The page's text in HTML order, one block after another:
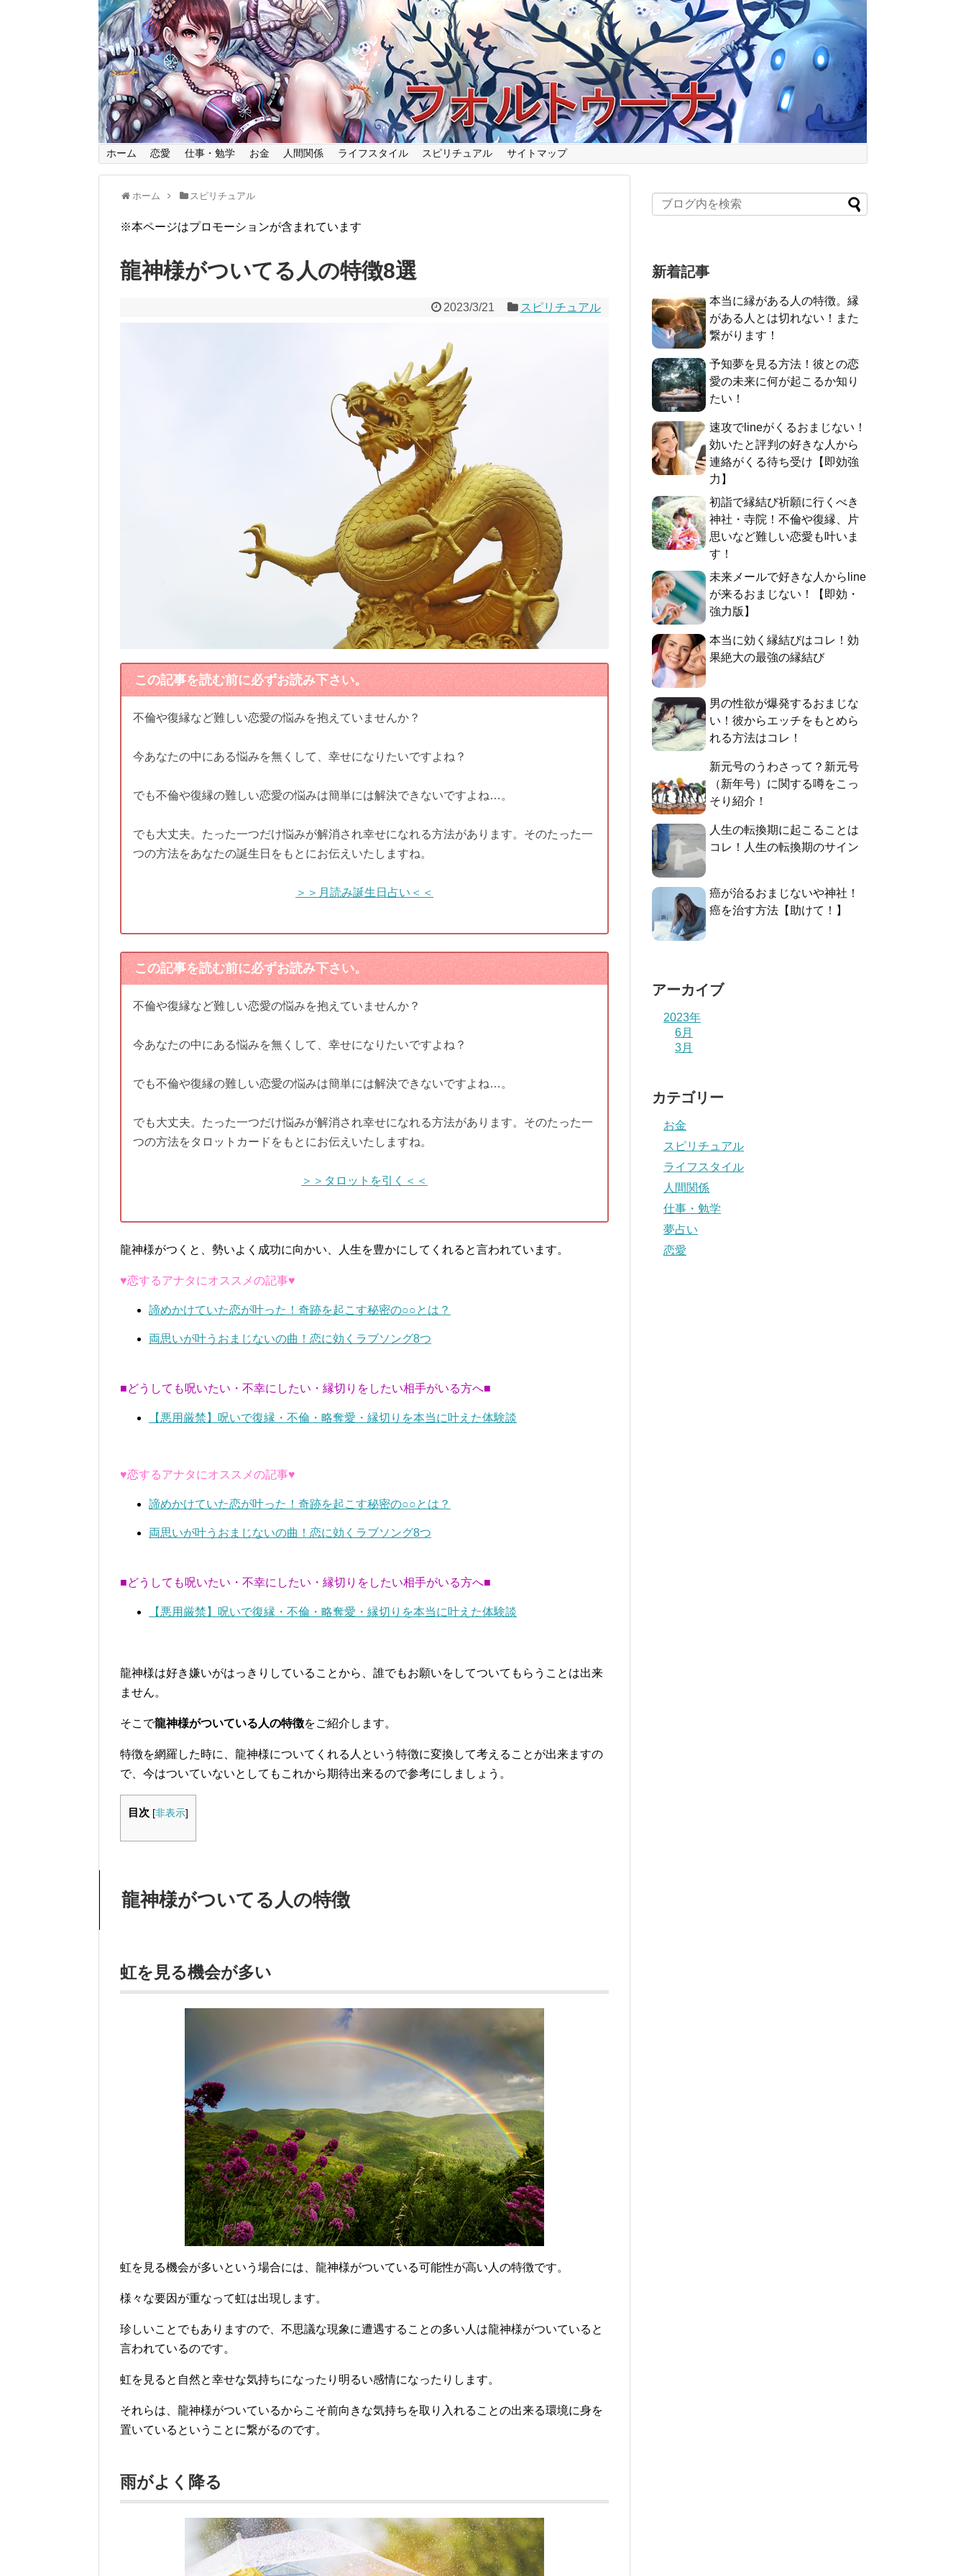
ホーム 恋愛 仕事・勉学 お金 人間関係 ライフスタイル スピリチュアル サイトマップ
ホーム スピリチュアル
※本ページはプロモーションが含まれています
龍神様がついてる人の特徴8選
2023/3/21 スピリチュアル
この記事を読む前に必ずお読み下さい。
不倫や復縁など難しい恋愛の悩みを抱えていませんか？
今あなたの中にある悩みを無くして、幸せになりたいですよね？
でも不倫や復縁の難しい恋愛の悩みは簡単には解決できないですよね…。
でも大丈夫。たった一つだけ悩みが解消され幸せになれる方法があります。そのたった一
つの方法をあなたの誕生日をもとにお伝えいたしますね。
＞＞月読み誕生日占い＜＜
この記事を読む前に必ずお読み下さい。
不倫や復縁など難しい恋愛の悩みを抱えていませんか？
今あなたの中にある悩みを無くして、幸せになりたいですよね？
でも不倫や復縁の難しい恋愛の悩みは簡単には解決できないですよね…。
でも大丈夫。たった一つだけ悩みが解消され幸せになれる方法があります。そのたった一
つの方法をタロットカードをもとにお伝えいたしますね。
＞＞タロットを引く＜＜
龍神様がつくと、勢いよく成功に向かい、人生を豊かにしてくれると言われています。
♥恋するアナタにオススメの記事♥
諦めかけていた恋が叶った！奇跡を起こす秘密の○○とは？
両思いが叶うおまじないの曲！恋に効くラブソング8つ
■どうしても呪いたい・不幸にしたい・縁切りをしたい相手がいる方へ■
【悪用厳禁】呪いで復縁・不倫・略奪愛・縁切りを本当に叶えた体験談
♥恋するアナタにオススメの記事♥
諦めかけていた恋が叶った！奇跡を起こす秘密の○○とは？
両思いが叶うおまじないの曲！恋に効くラブソング8つ
■どうしても呪いたい・不幸にしたい・縁切りをしたい相手がいる方へ■
【悪用厳禁】呪いで復縁・不倫・略奪愛・縁切りを本当に叶えた体験談
龍神様は好き嫌いがはっきりしていることから、誰でもお願いをしてついてもらうことは出来
ません。
そこで龍神様がついている人の特徴をご紹介します。
特徴を網羅した時に、龍神様についてくれる人という特徴に変換して考えることが出来ますの
で、今はついていないとしてもこれから期待出来るので参考にしましょう。
目次 [非表示]
龍神様がついてる人の特徴
虹を見る機会が多い
虹を見る機会が多いという場合には、龍神様がついている可能性が高い人の特徴です。
様々な要因が重なって虹は出現します。
珍しいことでもありますので、不思議な現象に遭遇することの多い人は龍神様がついていると
言われているのです。
虹を見ると自然と幸せな気持ちになったり明るい感情になったりします。
それらは、龍神様がついているからこそ前向きな気持ちを取り入れることの出来る環境に身を
置いているということに繋がるのです。
雨がよく降る
新着記事
本当に縁がある人の特徴。縁
がある人とは切れない！また
繋がります！
予知夢を見る方法！彼との恋
愛の未来に何が起こるか知り
たい！
速攻でlineがくるおまじない！
効いたと評判の好きな人から
連絡がくる待ち受け【即効強
力】
初詣で縁結び祈願に行くべき
神社・寺院！不倫や復縁、片
思いなど難しい恋愛も叶いま
す！
未来メールで好きな人からline
が来るおまじない！【即効・
強力版】
本当に効く縁結びはコレ！効
果絶大の最強の縁結び
男の性欲が爆発するおまじな
い！彼からエッチをもとめら
れる方法はコレ！
新元号のうわさって？新元号
（新年号）に関する噂をこっ
そり紹介！
人生の転換期に起こることは
コレ！人生の転換期のサイン
癌が治るおまじないや神社！
癌を治す方法【助けて！】
アーカイブ
2023年
6月
3月
カテゴリー
お金
スピリチュアル
ライフスタイル
人間関係
仕事・勉学
夢占い
恋愛